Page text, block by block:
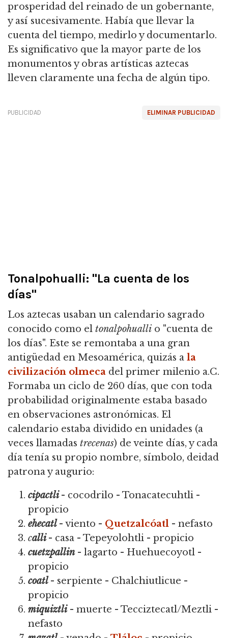
prosperidad del reinado de un gobernante,
y así sucesivamente. Había que llevar la
cuenta del tiempo, medirlo y documentarlo.
Es significativo que la mayor parte de los
monumentos y obras artísticas aztecas
lleven claramente una fecha de algún tipo.
ELIMINAR PUBLICIDAD
PUBLICIDAD
Tonalpohualli: "La cuenta de los
días"
Los aztecas usaban un calendario sagrado
conocido como el tonalpohualli o "cuenta de
los días". Este se remontaba a una gran
antigüedad en Mesoamérica, quizás a la
civilización olmeca del primer milenio a.C.
Formaba un ciclo de 260 días, que con toda
probabilidad originalmente estaba basado
en observaciones astronómicas. El
calendario estaba dividido en unidades (a
veces llamadas trecenas) de veinte días, y cada
día tenía su propio nombre, símbolo, deidad
patrona y augurio:
cipactli- cocodrilo - Tonacatecuhtli -
propicio
ehecatl- viento - Quetzalcóatl - nefasto
calli- casa - Tepeyolohtli - propicio
cuetzpallin- lagarto - Huehuecoyotl -
propicio
coatl- serpiente - Chalchiutlicue -
propicio
miquiztli - muerte - Tecciztecatl/Meztli -
nefasto